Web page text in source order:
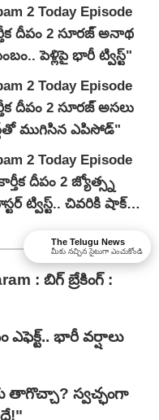
2 Today Episode
దీపం 2 సూరజ్ అనాథ
పెళ్లిపై భారీ ట్విస్ట్"
2 Today Episode
దీపం 2 సూరజ్ అసలు
ముగిసిన ఎపిసోడ్"
2 Today Episode
ట్విస్ట్.. చివరికి షాక్
: బిగ్ బ్రేకింగ్ :
ఎఫెక్ట్.. భారీ వర్షాలు
తాగొచ్చా? స్వచ్ఛంగా
The Telugu News
మీకు నచ్చిన సైటుగా ఎంచుకోండి